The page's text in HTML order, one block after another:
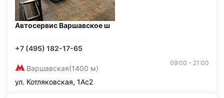
Автосервис Варшавское ш
+7 (495) 182-17-65
Варшавская(1400 м)
09:00 - 21:00
ул. Котляковская, 1Ас2